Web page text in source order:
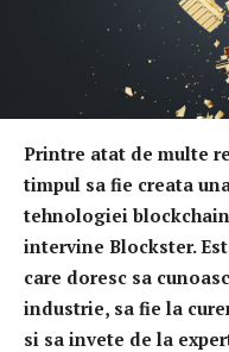
Printre atat de multe
timpul sa fie creata
tehnologiei
intervine Blockster.
care doresc sa
industrie, sa fie la
si sa invete de la